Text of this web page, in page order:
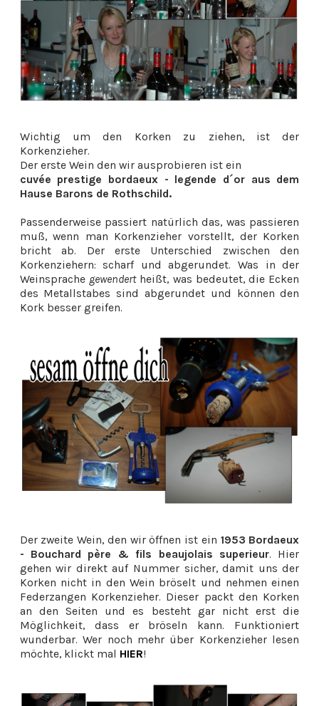
Wichtig um den Korken zu ziehen, ist der
Korkenzieher.
Der erste Wein den wir ausprobieren ist ein
cuvée prestige bordaeux - legende d´or aus dem
Hause Barons de Rothschild.
Passenderweise passiert natürlich das, was passieren
muß, wenn man Korkenzieher vorstellt, der Korken
bricht ab. Der erste Unterschied zwischen den
Korkenziehern: scharf und abgerundet. Was in der
Weinsprache gewendertheißt, was bedeutet, die Ecken
des Metallstabes sind abgerundet und können den
Kork besser greifen.
Der zweite Wein, den wir öffnen ist ein 1953 Bordaeux
- Bouchard père & fils beaujolais superieur. Hier
gehen wir direkt auf Nummer sicher, damit uns der
Korken nicht in den Wein bröselt und nehmen einen
Federzangen Korkenzieher. Dieser packt den Korken
an den Seiten und es besteht gar nicht erst die
Möglichkeit, dass er bröseln kann. Funktioniert
wunderbar. Wer noch mehr über Korkenzieher lesen
möchte, klickt mal HIER!